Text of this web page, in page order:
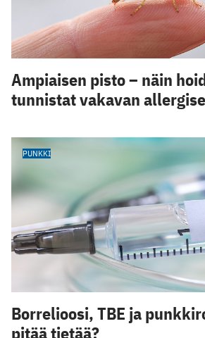
Ampiaisen pisto – näin
tunnistat vakavan
PUNKKI
Borrelioosi, TBE ja
pitää tietää?